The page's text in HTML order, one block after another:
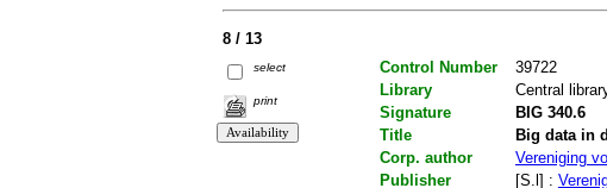
8 / 13
select
print
Control Number
39722
Library
Central
Signature
BIG 340.6
Title
Big data in
Corp. author
Vereniging
Publisher
[S.l] :